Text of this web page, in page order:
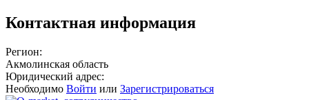
Контактная информация
Регион:
Акмолинская область
Юридический адрес:
Необходимо Войти или Зарегистрироваться